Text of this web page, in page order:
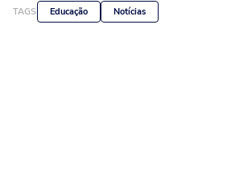
TAGS Educação Notícias